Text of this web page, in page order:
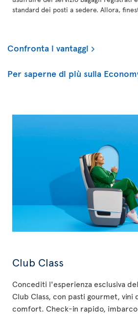
standard dei posti a sedere. Allora,
Confronta i vantaggi
Per saperne di più sulla
Club Class
Concediti l'esperienza esclusiva
Club Class, con pasti gourmet, vini
comfort. Check-in rapido,